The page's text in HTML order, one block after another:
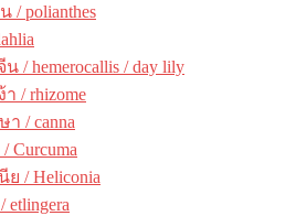
/ polianthes
/ hemerocallis / day lily
/ rhizome
/ canna
Curcuma
ย / Heliconia
etlingera